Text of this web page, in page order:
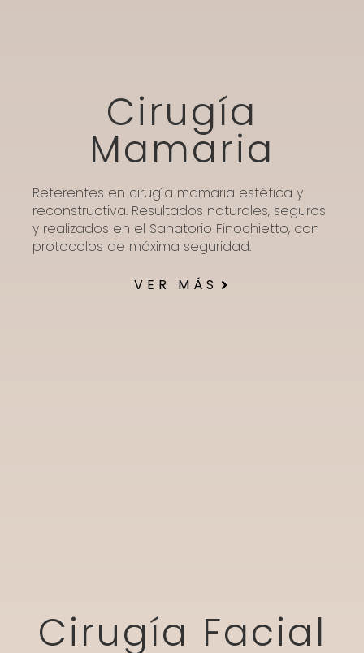
Cirugía
Mamaria
Referentes en cirugía mamaria estética y
reconstructiva. Resultados naturales, seguros
y realizados en el Sanatorio Finochietto, con
protocolos de máxima seguridad.
VER MÁS
Cirugía Facial